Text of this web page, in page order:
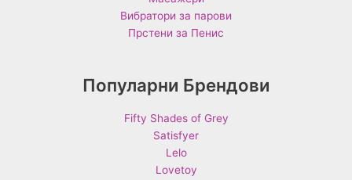
Вибратори за парови
Прстени за Пенис
Популарни Брендови
Fifty Shades of Grey
Satisfyer
Lelo
Lovetoy